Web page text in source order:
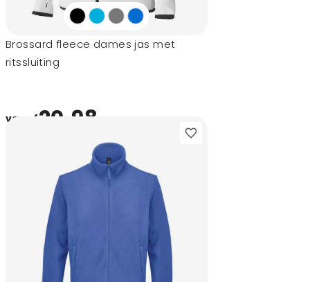
Brossard fleece dames jas met
ritssluiting
vanaf20,98